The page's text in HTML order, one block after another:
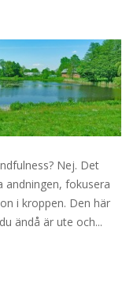
Nej. Det
fokusera
i kroppen. Den här
ändå är ute och...